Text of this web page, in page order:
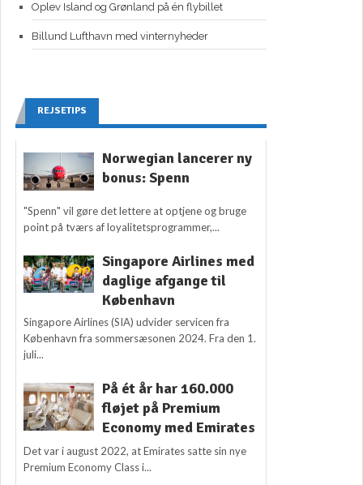
Oplev Island og Grønland på én flybillet
Billund Lufthavn med vinternyheder
REJSETIPS
Norwegian lancerer ny
bonus: Spenn
"Spenn" vil gøre det lettere at optjene og bruge
point på tværs af loyalitetsprogrammer,...
Singapore Airlines med
daglige afgange til
København
Singapore Airlines (SIA) udvider servicen fra
København fra sommersæsonen 2024. Fra den 1.
juli...
På ét år har 160.000
fløjet på Premium
Economy med Emirates
Det var i august 2022, at Emirates satte sin nye
Premium Economy Class i...